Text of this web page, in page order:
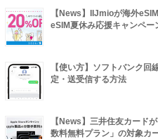
【News】IIJmioが海外
eSIM夏休み応援キャンペー
【使い方】ソフトバンク
定・送受信する方法
【News】三井住友カード
数料無料プラン」の対象カ